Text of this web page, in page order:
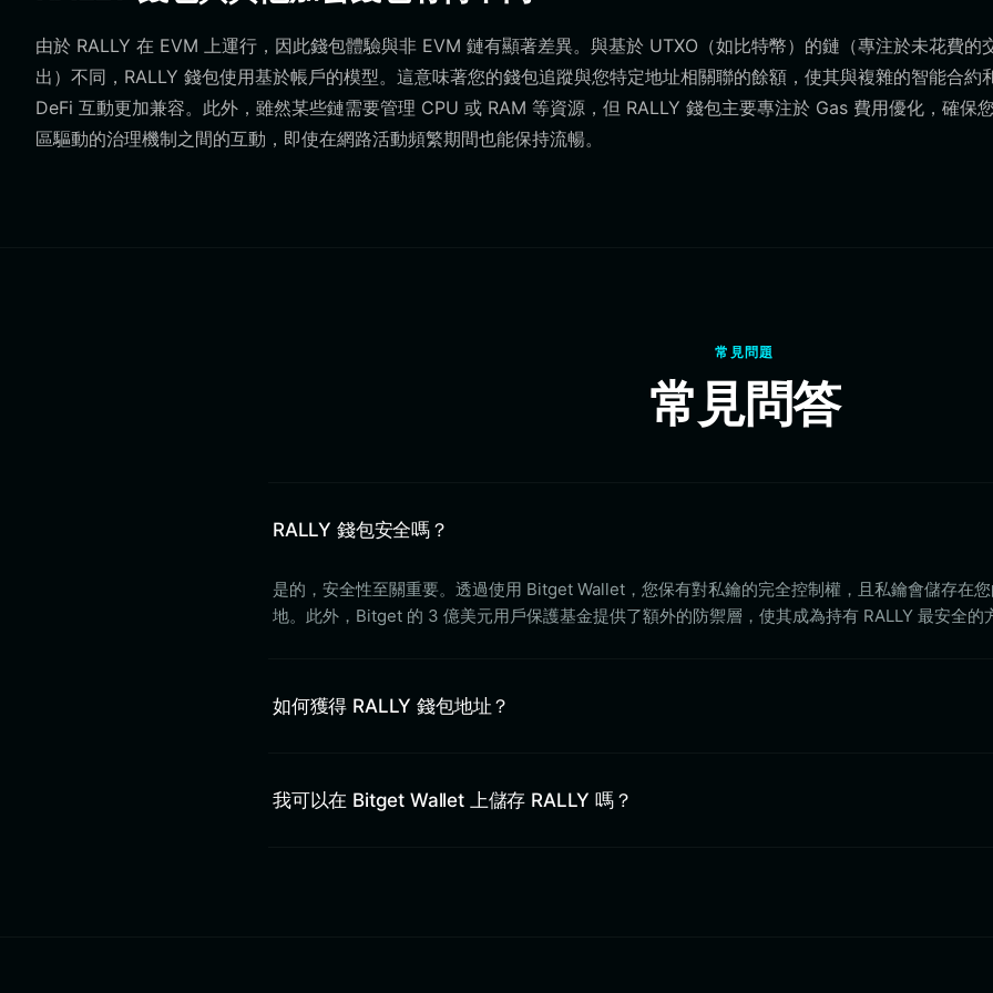
由於 RALLY 在 EVM 上運行，因此錢包體驗與非 EVM 鏈有顯著差異。與基於 UTXO（如比特幣）的鏈（專注於未花費的
出）不同，RALLY 錢包使用基於帳戶的模型。這意味著您的錢包追蹤與您特定地址相關聯的餘額，使其與複雜的智能合約
DeFi 互動更加兼容。此外，雖然某些鏈需要管理 CPU 或 RAM 等資源，但 RALLY 錢包主要專注於 Gas 費用優化，確保
區驅動的治理機制之間的互動，即使在網路活動頻繁期間也能保持流暢。
常見問題
常見問答
RALLY 錢包安全嗎？
是的，安全性至關重要。透過使用 Bitget Wallet，您保有對私鑰的完全控制權，且私鑰會儲存在
地。此外，Bitget 的 3 億美元用戶保護基金提供了額外的防禦層，使其成為持有 RALLY 最安全的
如何獲得 RALLY 錢包地址？
我可以在 Bitget Wallet 上儲存 RALLY 嗎？